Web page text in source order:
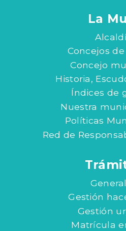
La
Concejos
Concejo
Historia,
Índices de
Nuestra
Políticas
Red de
Gestión
Gestión
Matrícula